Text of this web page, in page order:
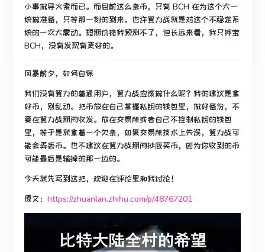
小事做导火索而已。而目前这么多币，只有 BCH 在为这个大一
统做准备，只等那一刻的到来。也许算力战就是对这个不稳定系
统的一次大震动。短期价格我预测不了，但长远来看，我只押宝
BCH，没有发现有更好的。
风暴前夕，如何自保
我们没有算力的普通用户，算力战应该做什么呢？我的建议是拿
好币，别乱动。把币放在自己掌握私钥的钱包里，做好备份，不
要在算力战期间收发。放在交易所或者自己不控制私钥的钱包
里，等于是就拿着一个欠条，如果交易所技术上失误，算力战可
能会弄丢币。也不建议在算力战期间抄底买币，因为你收到的币
可能最后是输掉的那一边的。
今天就先写到这把，欢迎在评论里和我讨论！
原文： https://zhuanlan.zhihu.com/p/48767201